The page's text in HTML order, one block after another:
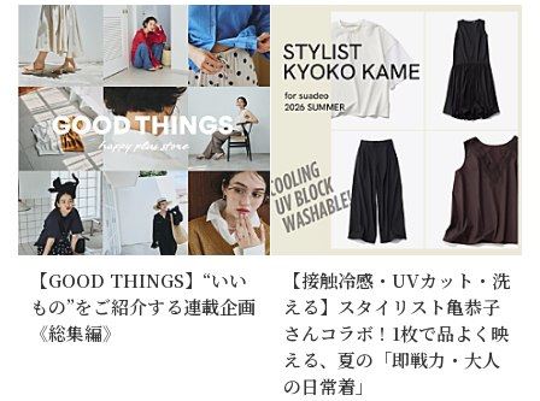
【GOOD THINGS】“いい
もの”をご紹介する連載企画
《総集編》
【接触冷感・UVカット・洗
える】スタイリスト亀恭子
さんコラボ！1枚で品よく映
える、夏の「即戦力・大人
の日常着」